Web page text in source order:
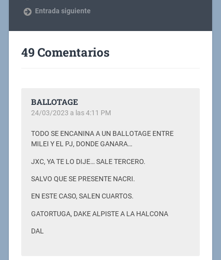
Entrada siguiente
49 Comentarios
BALLOTAGE
24/03/2023 a las 4:11 PM
TODO SE ENCANINA A UN BALLOTAGE ENTRE
MILEI Y EL PJ, DONDE GANARA…
JXC, YA TE LO DIJE… SALE TERCERO.
SALVO QUE SE PRESENTE NACRI.
EN ESTE CASO, SALEN CUARTOS.
GATORTUGA, DAKE ALPISTE A LA HALCONA
DAL